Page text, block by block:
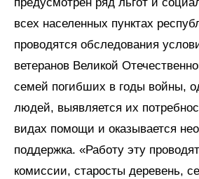
предусмотрен ряд льгот и
всех населенных пунктах
проводятся обследования
ветеранов Великой
семей погибших в годы войны,
людей, выявляется их
видах помощи и оказывается
поддержка. «Работу эту
комиссии, старосты деревень,